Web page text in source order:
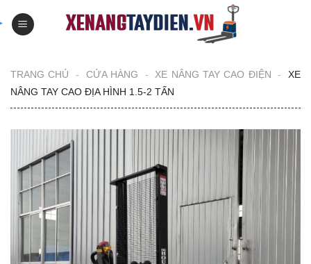
to
TRANG CHỦ - CỬA HÀNG - XE NÂNG TAY CAO ĐIỆN -
XE
NÂNG TAY CAO ĐỊA HÌNH 1.5-2 TẤN